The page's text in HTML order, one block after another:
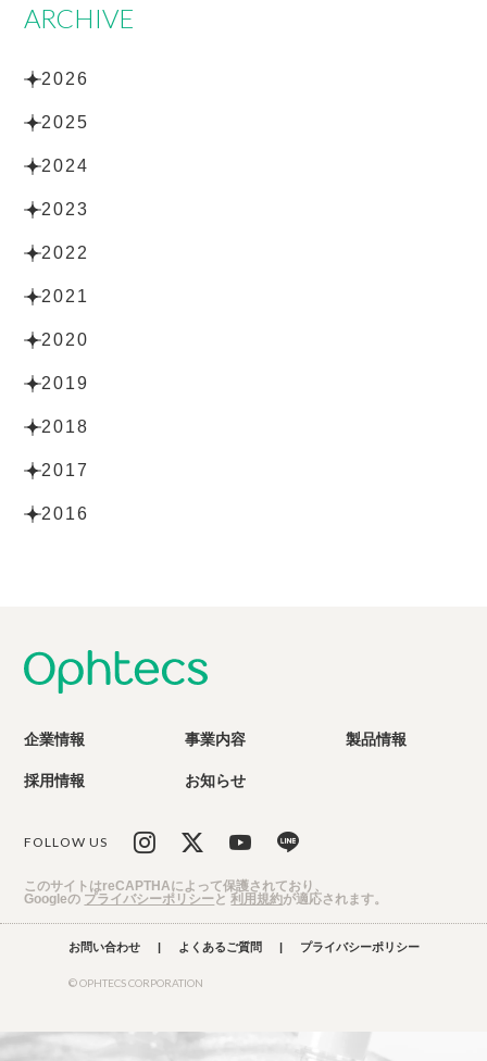
ARCHIVE
2026
2025
2024
2023
2022
2021
2020
2019
2018
2017
2016
企業情報 事業内容 製品情報
採用情報 お知らせ
FOLLOW US
このサイトはreCAPTHAによって保護されており、
Googleの プライバシーポリシーと利用規約が適応されます。
お問い合わせ | よくあるご質問 | プライバシーポリシー
© OPHTECS CORPORATION